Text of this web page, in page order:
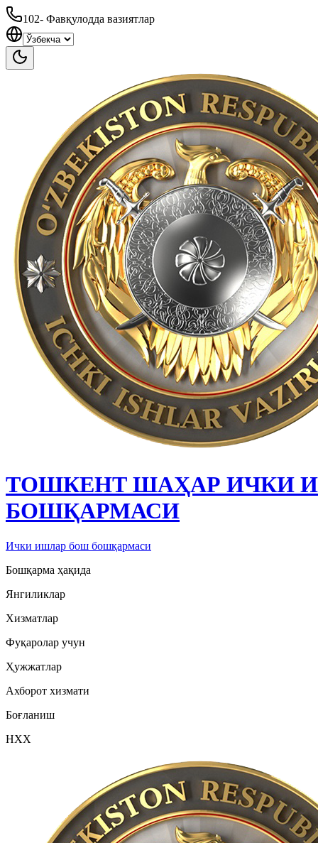
102- Фавқулодда вазиятлар
ТОШКЕНТ ШАҲАР ИЧКИ
БОШҚАРМАСИ
Ички ишлар бош бошқармаси
Бошқарма ҳақида
Янгиликлар
Хизматлар
Фуқаролар учун
Ҳужжатлар
Ахборот хизмати
Боғланиш
НХХ